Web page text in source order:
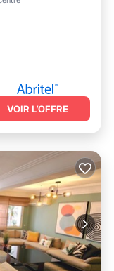
VOIR L’OFFRE